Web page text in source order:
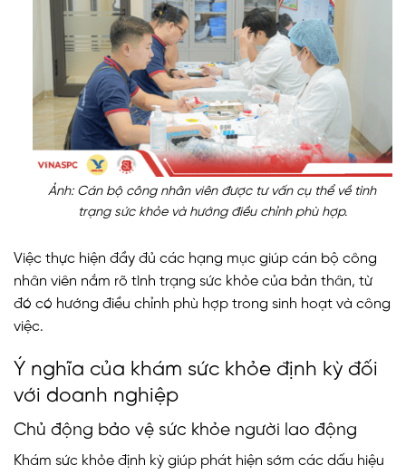
Ảnh: Cán bộ công nhân viên được tư vấn cụ thể về tình
trạng sức khỏe và hướng điều chỉnh phù hợp.
Việc thực hiện đầy đủ các hạng mục giúp cán bộ công
nhân viên nắm rõ tình trạng sức khỏe của bản thân, từ
đó có hướng điều chỉnh phù hợp trong sinh hoạt và công
việc.
Ý nghĩa của khám sức khỏe định kỳ đối
với doanh nghiệp
Chủ động bảo vệ sức khỏe người lao động
Khám sức khỏe định kỳ giúp phát hiện sớm các dấu hiệu